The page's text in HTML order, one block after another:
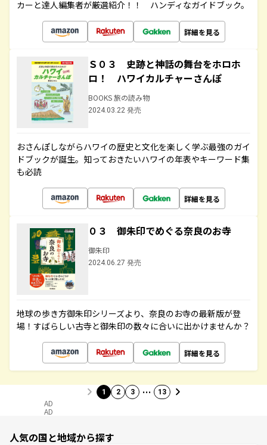
カーと達人編集者が厳選紹介！！ ハンディなガイドブック。
詳細を見る
Ｓ０３ 史跡と神話の舞台をホロホ
ロ！ ハワイカルチャーさんぽ
BOOKS 旅の読み物
2024.03.22 発売
おさんぽしながらハワイの歴史と文化を楽しく学ぶ最強のガイ
ドブックが誕生。知っておきたいハワイの年表やキーワード集
も必読
詳細を見る
０３ 御朱印でめぐる奈良のお寺
御朱印
2024.06.27 発売
地球の歩き方御朱印シリーズより、奈良のお寺の最新版が登
場！すばらしい古寺と御朱印の数々に合いに出かけませんか？
詳細を見る
1 2 3 … 13
AD
AD
人気の国と地域から探す